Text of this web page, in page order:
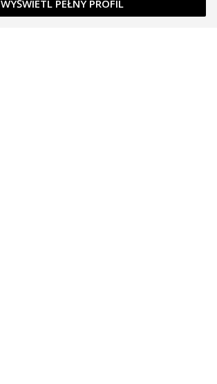
WYŚWIETL PEŁNY PROFIL